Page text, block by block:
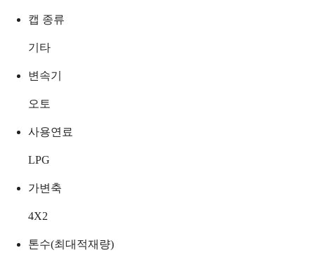
캡 종류
기타
변속기
오토
사용연료
LPG
가변축
4X2
톤수(최대적재량)